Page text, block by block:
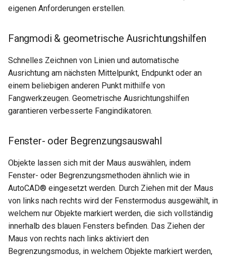
eigenen Anforderungen erstellen.
Fangmodi & geometrische Ausrichtungshilfen
Schnelles Zeichnen von Linien und automatische
Ausrichtung am nächsten Mittelpunkt, Endpunkt oder an
einem beliebigen anderen Punkt mithilfe von
Fangwerkzeugen. Geometrische Ausrichtungshilfen
garantieren verbesserte Fangindikatoren.
Fenster- oder Begrenzungsauswahl
Objekte lassen sich mit der Maus auswählen, indem
Fenster- oder Begrenzungsmethoden ähnlich wie in
AutoCAD® eingesetzt werden. Durch Ziehen mit der Maus
von links nach rechts wird der Fenstermodus ausgewählt, in
welchem nur Objekte markiert werden, die sich vollständig
innerhalb des blauen Fensters befinden. Das Ziehen der
Maus von rechts nach links aktiviert den
Begrenzungsmodus, in welchem Objekte markiert werden,